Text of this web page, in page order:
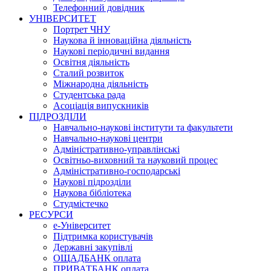
Телефонний довідник
УНІВЕРСИТЕТ
Портрет ЧНУ
Наукова й інноваційна діяльність
Наукові періодичні видання
Освітня діяльність
Сталий розвиток
Міжнародна діяльність
Студентська рада
Асоціація випускників
ПІДРОЗДІЛИ
Навчально-наукові інститути та факультети
Навчально-наукові центри
Адміністративно-управлінські
Освітньо-виховний та науковий процес
Адміністративно-господарські
Наукові підрозділи
Наукова бібліотека
Студмістечко
РЕСУРСИ
е-Університет
Підтримка користувачів
Державні закупівлі
ОЩАДБАНК оплата